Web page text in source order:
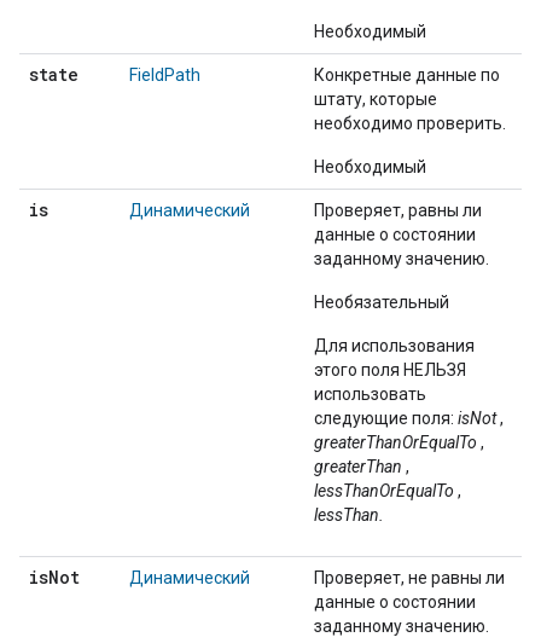
Необходимый
state FieldPath
Конкретные данные по
штату, которые
необходимо проверить.
Необходимый
is Динамический
Проверяет, равны ли
данные о состоянии
заданному значению.
Необязательный
Для использования
этого поля НЕЛЬЗЯ
использовать
следующие поля: isNot,
greaterThanOrEqualTo ,
greaterThan ,
lessThanOrEqualTo ,
lessThan.
isNot Динамический
Проверяет, не равны ли
данные о состоянии
заданному значению.